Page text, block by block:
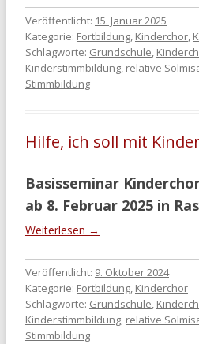
Veröffentlicht: 15. Januar 2025
Kategorie: Fortbildung, Kinderchor,
Schlagworte: Grundschule,
Kinderstimmbildung, relative
Stimmbildung
Hilfe, ich soll mit
Basisseminar
ab 8. Februar 2025 in
Weiterlesen →
Veröffentlicht: 9. Oktober 2024
Kategorie: Fortbildung, Kinderchor
Schlagworte: Grundschule,
Kinderstimmbildung, relative
Stimmbildung